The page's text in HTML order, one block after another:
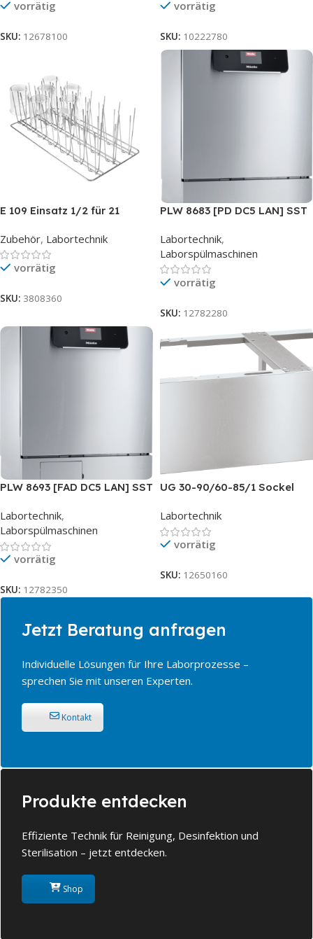
vorrätig
SKU: 12678100
vorrätig
SKU: 10222780
E 109 Einsatz 1/2 für 21
Zubehör, Labortechnik
vorrätig
SKU: 3808360
PLW 8683 [PD DC5 LAN] SST
Labortechnik,
Laborspülmaschinen
vorrätig
SKU: 12782280
PLW 8693 [FAD DC5 LAN] SST
Labortechnik,
Laborspülmaschinen
vorrätig
SKU: 12782350
UG 30-90/60-85/1 Sockel
Labortechnik
vorrätig
SKU: 12650160
Jetzt Beratung anfragen
Individuelle Lösungen für Ihre Laborprozesse –
sprechen Sie mit unseren Experten.
Kontakt
Produkte entdecken
Effiziente Technik für Reinigung, Desinfektion und
Sterilisation – jetzt entdecken.
Shop